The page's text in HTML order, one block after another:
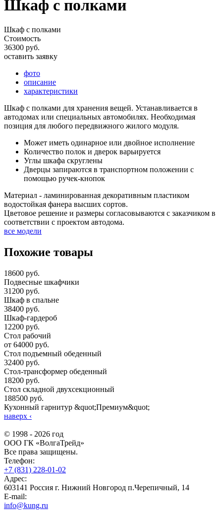
Шкаф с полками
Шкаф с полками
Стоимость
36300 руб.
оставить заявку
фото
описание
характеристики
Шкаф с полками для хранения вещей. Устанавливается в
автодомах или специальных автомобилях. Необходимая
позиция для любого передвижного жилого модуля.
Может иметь одинарное или двойное исполнение
Количество полок и дверок варьируется
Углы шкафа скруглены
Дверцы запираются в транспортном положении с
помощью ручек-кнопок
Материал - ламинированная декоративным пластиком
водостойкая фанера высших сортов.
Цветовое решение и размеры согласовываются с заказчиком в
соответствии с проектом автодома.
все модели
Похожие товары
18600 руб.
Подвесные шкафчики
31200 руб.
Шкаф в спальне
38400 руб.
Шкаф-гардероб
12200 руб.
Стол рабочий
от 64000 руб.
Стол подъемный обеденный
32400 руб.
Стол-трансформер обеденный
18200 руб.
Стол складной двухсекционный
188500 руб.
Кухонный гарнитур &quot;Премиум&quot;
наверх ‹
© 1998 - 2026 год
ООО ГК «ВолгаТрейд»
Все права защищены.
Телефон:
+7 (831) 228-01-02
Адрес:
603141 Россия г. Нижний Новгород п.Черепичный, 14
E-mail:
info@kung.ru